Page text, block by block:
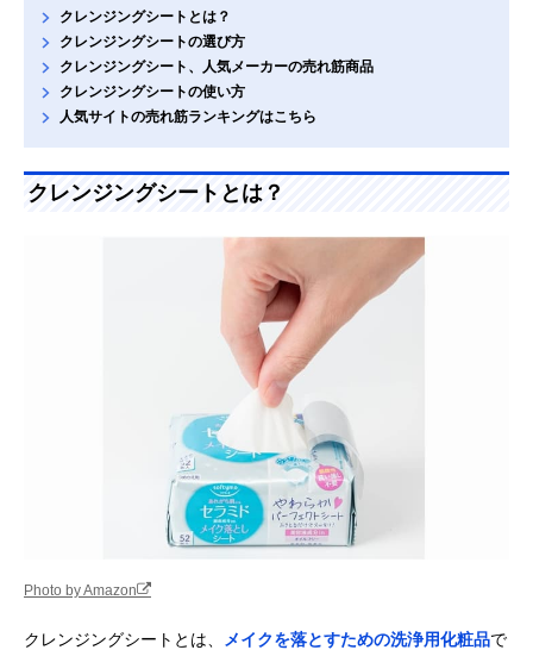
クレンジングシートとは？
クレンジングシートの選び方
クレンジングシート、人気メーカーの売れ筋商品
クレンジングシートの使い方
人気サイトの売れ筋ランキングはこちら
クレンジングシートとは？
Photo by Amazon
クレンジングシートとは、 メイクを落とすための洗浄用化粧品で